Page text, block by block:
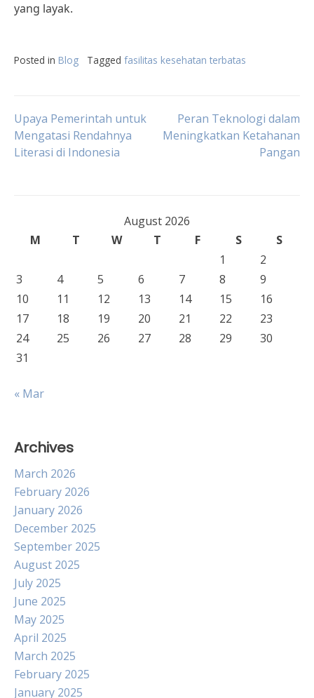
yang layak.
Posted in Blog Tagged fasilitas kesehatan terbatas
Post
navigation
Upaya Pemerintah untuk
Mengatasi Rendahnya
Literasi di Indonesia
Peran Teknologi dalam
Meningkatkan Ketahanan
Pangan
August 2026
M
T W T F S
S
1
2
3
4 5 6 7 8
9
10
11 12 13 14 15
16
17
18 19 20 21 22
23
24
25 26 27 28 29
30
31
« Mar
Archives
March 2026
February 2026
January 2026
December 2025
September 2025
August 2025
July 2025
June 2025
May 2025
April 2025
March 2025
February 2025
January 2025